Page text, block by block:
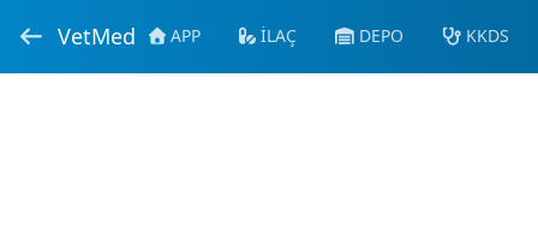
VetMed APP İLAÇ DEPO KKDS